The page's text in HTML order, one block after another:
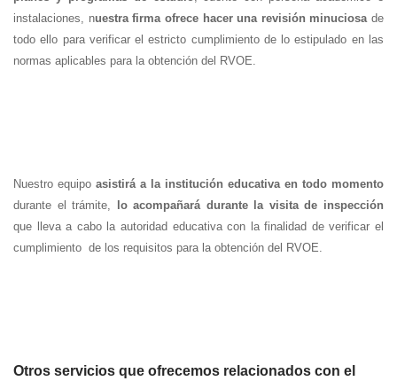
instalaciones, nuestra firma ofrece hacer una revisión minuciosade
todo ello para verificar el estricto cumplimiento de lo estipulado en las
normas aplicables para la obtención del RVOE.
Nuestro equipo asistirá a la institución educativa en todo momento
durante el trámite,
lo acompañará durante la visita de inspección
que lleva a cabo la autoridad educativa con la finalidad de verificar el
cumplimiento de los requisitos para la obtención del RVOE.
Otros servicios que ofrecemos relacionados con el